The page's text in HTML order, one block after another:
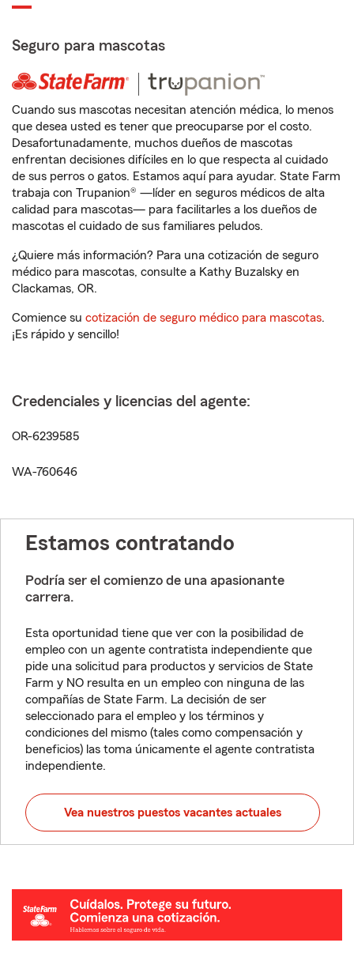
Seguro para mascotas
Cuando sus mascotas necesitan atención médica, lo menos
que desea usted es tener que preocuparse por el costo.
Desafortunadamente, muchos dueños de mascotas
enfrentan decisiones difíciles en lo que respecta al cuidado
de sus perros o gatos. Estamos aquí para ayudar. State Farm
trabaja con Trupanion® —líder en seguros médicos de alta
calidad para mascotas— para facilitarles a los dueños de
mascotas el cuidado de sus familiares peludos.
¿Quiere más información? Para una cotización de seguro
médico para mascotas, consulte a Kathy Buzalsky en
Clackamas, OR.
Comience su cotización de seguro médico para mascotas.
¡Es rápido y sencillo!
Credenciales y licencias del agente:
OR-6239585
WA-760646
Estamos contratando
Podría ser el comienzo de una apasionante
carrera.
Esta oportunidad tiene que ver con la posibilidad de
empleo con un agente contratista independiente que
pide una solicitud para productos y servicios de State
Farm y NO resulta en un empleo con ninguna de las
compañías de State Farm. La decisión de ser
seleccionado para el empleo y los términos y
condiciones del mismo (tales como compensación y
beneficios) las toma únicamente el agente contratista
independiente.
Vea nuestros puestos vacantes actuales